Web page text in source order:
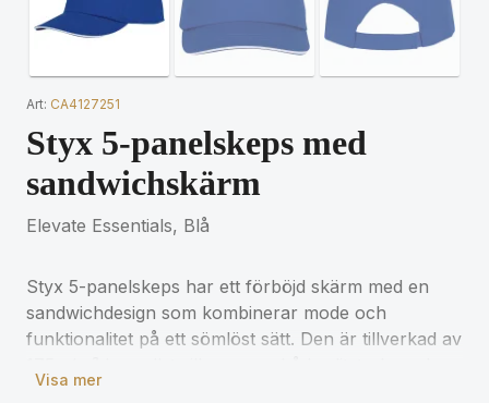
Art: CA4127251
Styx 5-panelskeps med
sandwichskärm
Elevate Essentials, Blå
Styx 5-panelskeps har ett förböjd skärm med en
sandwichdesign som kombinerar mode och
funktionalitet på ett sömlöst sätt. Den är tillverkad av
mjuk känsla som andas. De broderade öljetterna ger
Visa mer